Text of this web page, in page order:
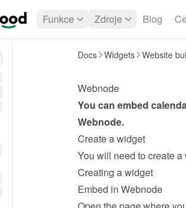
Funkce Zdroje Blog
Docs Widgets Website
Webnode
Webnode.
Create a widget
Creating a widget
Embed in Webnode